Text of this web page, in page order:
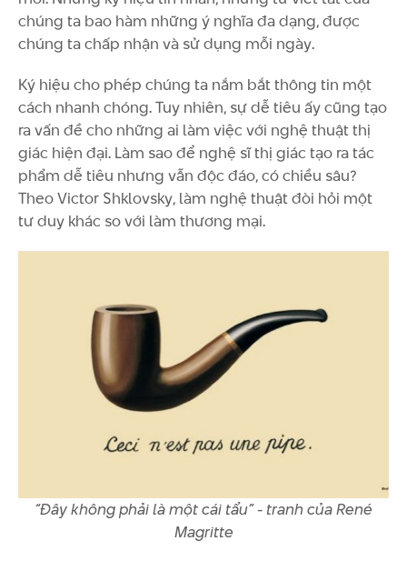
chúng ta bao hàm những ý nghĩa đa dạng, được
chúng ta chấp nhận và sử dụng mỗi ngày.
Ký hiệu cho phép chúng ta nắm bắt thông tin một
cách nhanh chóng. Tuy nhiên, sự dễ tiêu ấy cũng tạo
ra vấn đề cho những ai làm việc với nghệ thuật thị
giác hiện đại. Làm sao để nghệ sĩ thị giác tạo ra tác
phẩm dễ tiêu nhưng vẫn độc đáo, có chiều sâu?
Theo Victor Shklovsky, làm nghệ thuật đòi hỏi một
tư duy khác so với làm thương mại.
“Đây không phải là một cái tẩu” - tranh của René
Magritte